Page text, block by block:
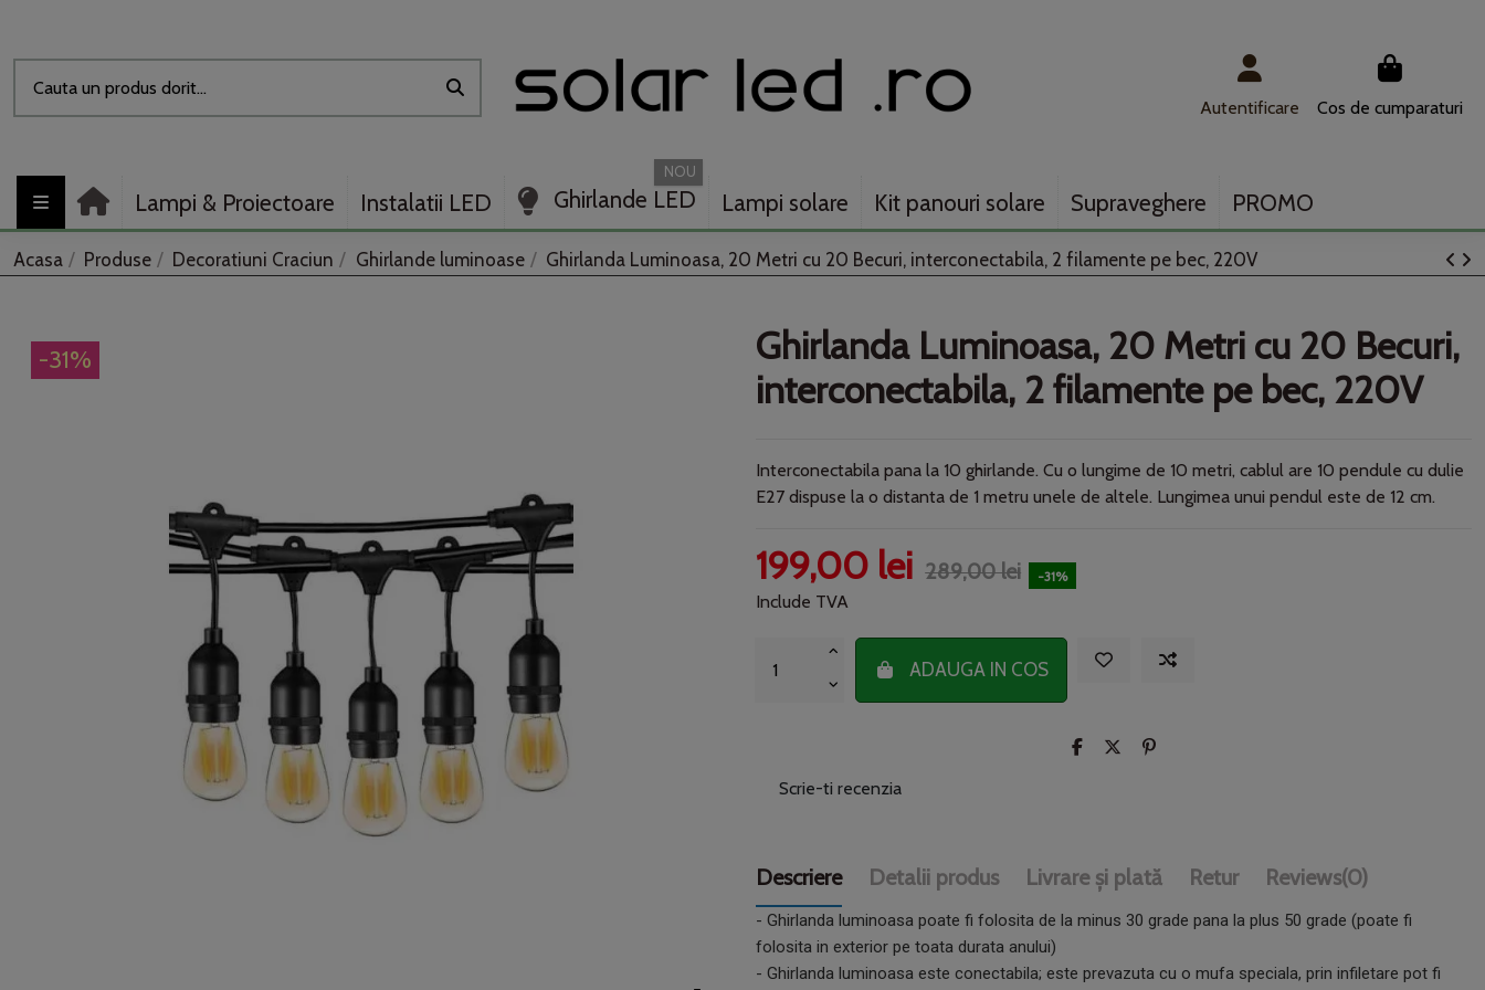
Autentificare Cos de cumparaturi
Lampi & Proiectoare Instalatii LED Ghirlande LED
NOU
Lampi solare Kit panouri solare Supraveghere PROMO
Acasa Produse Decoratiuni Craciun Ghirlande luminoase Ghirlanda Luminoasa, 20 Metri cu 20 Becuri, interconectabila, 2 filamente pe bec, 220V
-31%
Ghirlanda Luminoasa, 20 Metri cu 20 Becuri,
interconectabila, 2 filamente pe bec, 220V
Interconectabila pana la 10 ghirlande. Cu o lungime de 10 metri, cablul are 10 pendule cu dulie
E27 dispuse la o distanta de 1 metru unele de altele. Lungimea unui pendul este de 12 cm.
199,00 lei 289,00 lei -31%
Include TVA
ADAUGA IN COS
Scrie-ti recenzia
Descriere Detalii produs Livrare și plată Retur Reviews(0)
- Ghirlanda luminoasa poate fi folosita de la minus 30 grade pana la plus 50 grade (poate fi
folosita in exterior pe toata durata anului)
- Ghirlanda luminoasa este conectabila; este prevazuta cu o mufa speciala, prin infiletare pot fi